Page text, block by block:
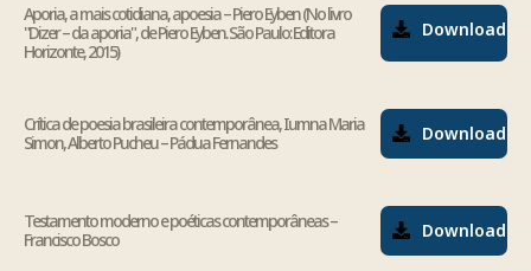
Aporia, a mais cotidiana, apoesia – Piero Eyben (No livro
"Dizer – da aporia", de Piero Eyben. São Paulo: Editora
Horizonte, 2015)
Download
Crítica de poesia brasileira contemporânea, Iumna Maria
Simon, Alberto Pucheu – Pádua Fernandes
Download
Testamento moderno e poéticas contemporâneas –
Francisco Bosco
Download